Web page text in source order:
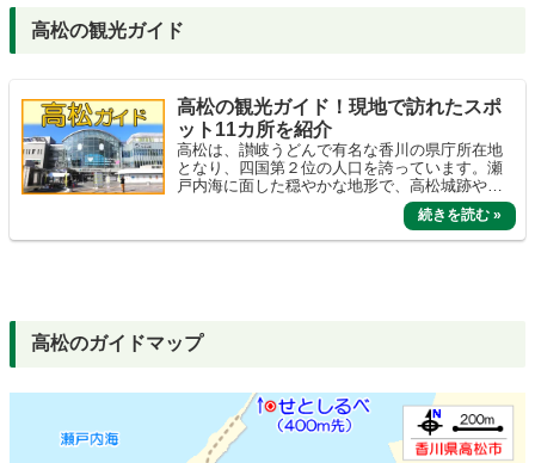
高松の観光ガイド
高松の観光ガイド！現地で訪れたスポ
ット11カ所を紹介
高松は、讃岐うどんで有名な香川の県庁所在地
となり、四国第２位の人口を誇っています。瀬
戸内海に面した穏やかな地形で、高松城跡や栗
林公園、展望台、グルメなど様々な観光スポッ
高松のガイドマップ